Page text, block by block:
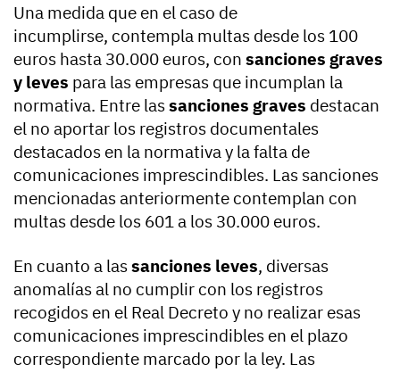
Una medida que en el caso de
incumplirse, contempla multas desde los 100
euros hasta 30.000 euros, con sanciones graves
y leves para las empresas que incumplan la
normativa. Entre lassanciones graves destacan
el no aportar los registros documentales
destacados en la normativa y la falta de
comunicaciones imprescindibles. Las sanciones
mencionadas anteriormente contemplan con
multas desde los 601 a los 30.000 euros.
En cuanto a lassanciones leves, diversas
anomalías al no cumplir con los registros
recogidos en el Real Decreto y no realizar esas
comunicaciones imprescindibles en el plazo
correspondiente marcado por la ley. Las